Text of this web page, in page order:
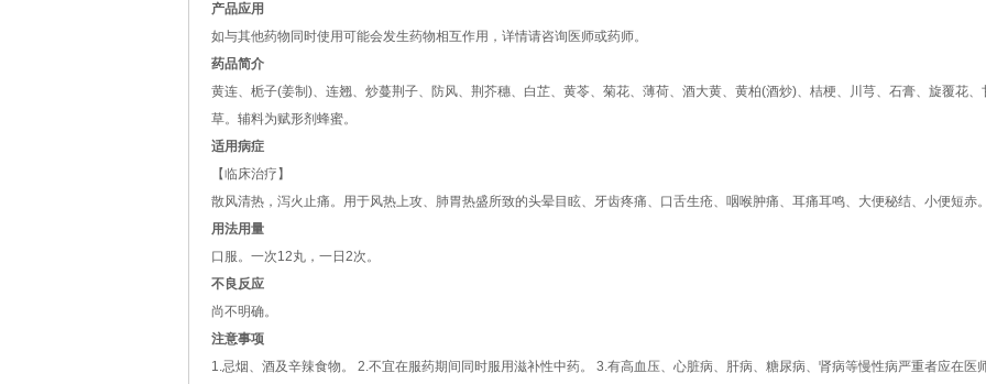
产品应用
如与其他药物同时使用可能会发生药物相互作用，详情请咨询医师或药师。
药品简介
黄连、栀子(姜制)、连翘、炒蔓荆子、防风、荆芥穗、白芷、黄苓、菊花、薄荷、酒大黄、黄柏(酒炒)、桔梗、川芎、石膏、旋覆花、
草。辅料为赋形剂蜂蜜。
适用病症
【临床治疗】
散风清热，泻火止痛。用于风热上攻、肺胃热盛所致的头晕目眩、牙齿疼痛、口舌生疮、咽喉肿痛、耳痛耳鸣、大便秘结、小便短赤。
用法用量
口服。一次12丸，一日2次。
不良反应
尚不明确。
注意事项
1.忌烟、酒及辛辣食物。 2.不宜在服药期间同时服用滋补性中药。 3.有高血压、心脏病、肝病、糖尿病、肾病等慢性病严重者应在医